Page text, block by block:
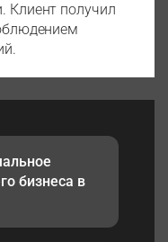
Клиент получил
бизнеса в